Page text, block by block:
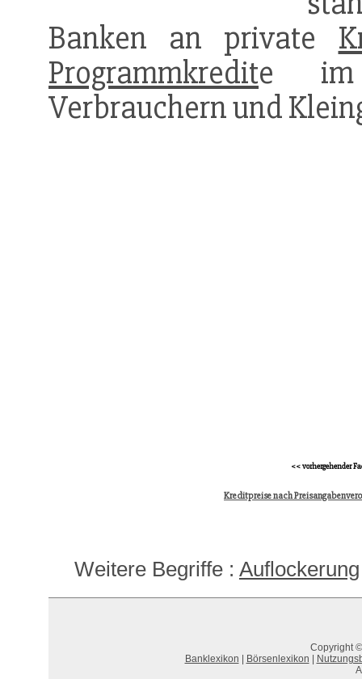
Banken an private
Programmkredite im
Verbrauchern und
<< vorhergehender
Kreditpreise nach
Weitere Begriffe : Auflockerung
Copyright
Banklexikon
Börsenlexikon